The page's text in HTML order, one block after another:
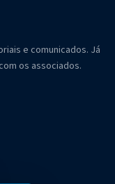
e comunicados. Já
os associados.